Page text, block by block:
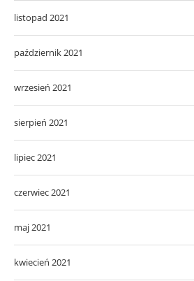
listopad 2021
październik 2021
wrzesień 2021
sierpień 2021
lipiec 2021
czerwiec 2021
maj 2021
kwiecień 2021